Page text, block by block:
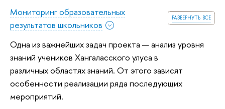
развернуть все
Мониторинг образовательных
результатов школьников
Одна из важнейших задач проекта — анализ уровня
знаний учеников Хангаласского улуса в
различных областях знаний. От этого зависят
особенности реализации ряда последующих
мероприятий.